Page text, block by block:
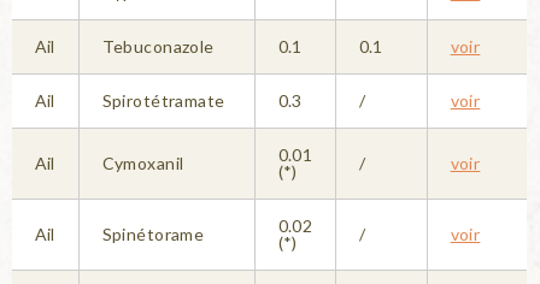
Ail Tebuconazole 0.1 0.1 voir
Ail Spirotétramate 0.3 / voir
Ail Cymoxanil
0.01
(*)
/ voir
Ail Spinétorame
0.02
(*)
/ voir